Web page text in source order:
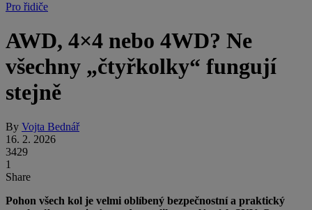
Pro řidiče
AWD, 4×4 nebo 4WD? Ne
všechny „čtyřkolky“ fungují
stejně
By Vojta Bednář
16. 2. 2026
3429
1
Share
Pohon všech kol je velmi oblíbený bezpečnostní a praktický